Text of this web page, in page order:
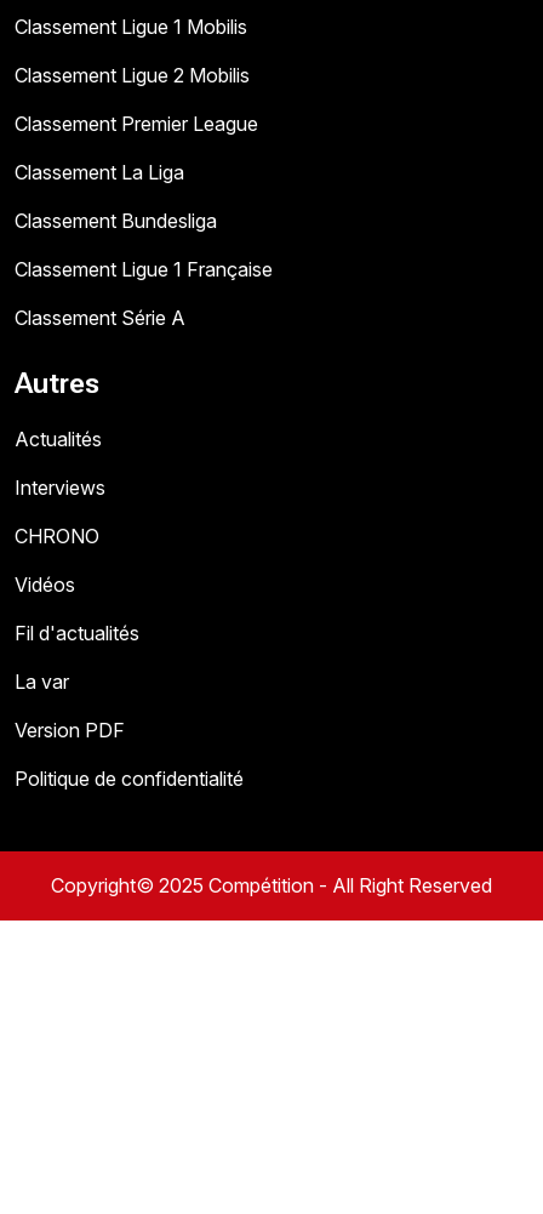
Classement Ligue 1 Mobilis
Classement Ligue 2 Mobilis
Classement Premier League
Classement La Liga
Classement Bundesliga
Classement Ligue 1 Française
Classement Série A
Autres
Actualités
Interviews
CHRONO
Vidéos
Fil d'actualités
La var
Version PDF
Politique de confidentialité
Copyright© 2025 Compétition - All Right Reserved